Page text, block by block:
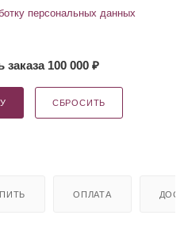
персональных данных
100 000 ₽
СБРОСИТЬ
ОПЛАТА